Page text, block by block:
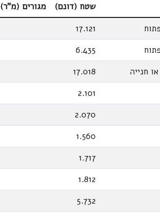
שטח (דונם) מגורים (מ"ר)
17.121
6.435
חנייה
17.018
2.101
2.070
1.560
1.717
1.812
5.732